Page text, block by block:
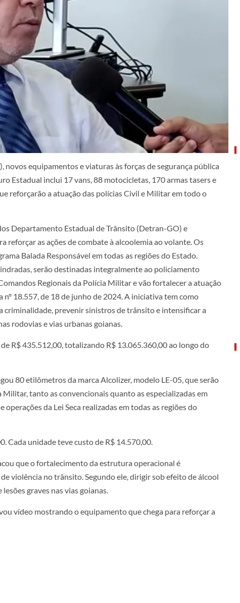
equipamentos e viaturas às forças de segurança pública
Estadual inclui 17 vans, 88 motocicletas, 170 armas tasers e
reforçarão a atuação das polícias Civil e Militar em todo o
Departamento Estadual de Trânsito (Detran-GO) e
reforçar as ações de combate à alcoolemia ao volante. Os
Balada Responsável em todas as regiões do Estado.
serão destinadas integralmente ao policiamento
Regionais da Polícia Militar e vão fortalecer a atuação
18.557, de 18 de junho de 2024. A iniciativa tem como
prevenir sinistros de trânsito e intensificar a
rodovias e vias urbanas goianas.
R$ 435.512,00, totalizando R$ 13.065.360,00 ao longo do
80 etilômetros da marca Alcolizer, modelo LE-05, que serão
tanto as convencionais quanto as especializadas em
da Lei Seca realizadas em todas as regiões do
Cada unidade teve custo de R$ 14.570,00.
que o fortalecimento da estrutura operacional é
violência no trânsito. Segundo ele, dirigir sob efeito de álcool
graves nas vias goianas.
vídeo mostrando o equipamento que chega para reforçar a